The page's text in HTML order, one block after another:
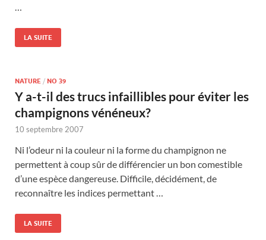
…
LA SUITE
NATURE / NO 39
Y a-t-il des trucs infaillibles pour éviter les
champignons vénéneux?
10 septembre 2007
Ni l’odeur ni la couleur ni la forme du champignon ne
permettent à coup sûr de différencier un bon comestible
d’une espèce dangereuse. Difficile, décidément, de
reconnaître les indices permettant …
LA SUITE